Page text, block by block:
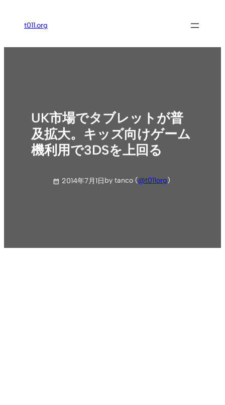
ス
t011.org
UK市場でタブレットが普
及拡大。キッズ向けゲーム
機利用で3DSを上回る
2014年7月1日by tanco (@t011org)